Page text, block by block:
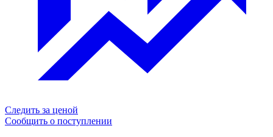
Следить за ценой
Сообщить о поступлении